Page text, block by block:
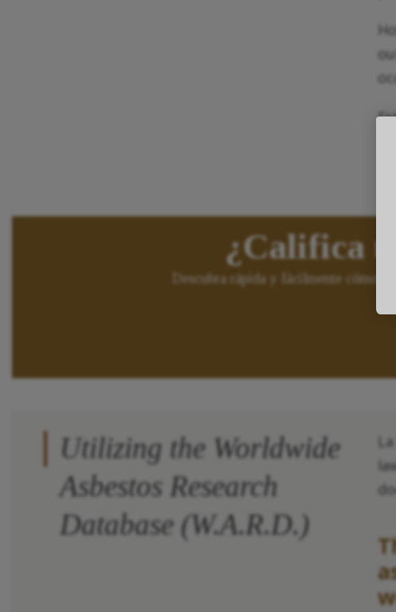
¿Califica
Descubra rápida y fácilmente cómo
Utilizing the Worldwide
Asbestos Research
Database (W.A.R.D.)